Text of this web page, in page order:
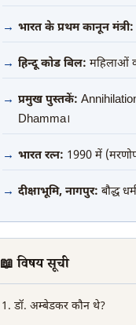
भारत के प्रथम कानून मंत्री:
हिन्दू कोड बिल: महिलाओं
प्रमुख पुस्तकें:
Dhamma।
भारत रत्न: 1990 में
दीक्षाभूमि, नागपुर: बौद्ध
📖 विषय सूची
डॉ. अम्बेडकर कौन थे?